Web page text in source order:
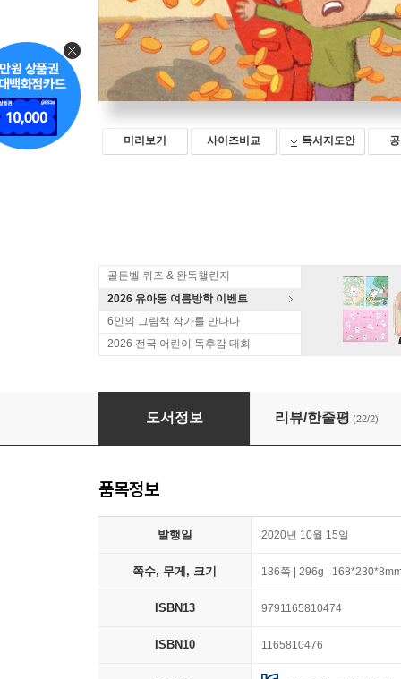
미리보기 사이즈비교 독서지도안
골든벨 퀴즈 & 완독챌린지
2026 유아동 여름방학 이벤트
6인의 그림책 작가를 만나다
2026 전국 어린이 독후감 대회
거짓말 삽니다
도서정보 리뷰/한줄평 (22/2)
품목정보
발행일 2020년 10월 15일
쪽수, 무게, 크기 136쪽 | 296g |
ISBN13 9791165810474
ISBN10 1165810476